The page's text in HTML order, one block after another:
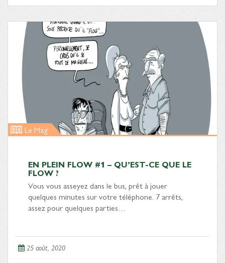
Le Mag'
EN PLEIN FLOW #1 – QU’EST-CE QUE LE
FLOW ?
Vous vous asseyez dans le bus, prêt à jouer
quelques minutes sur votre téléphone. 7 arrêts,
assez pour quelques parties…
25 août, 2020